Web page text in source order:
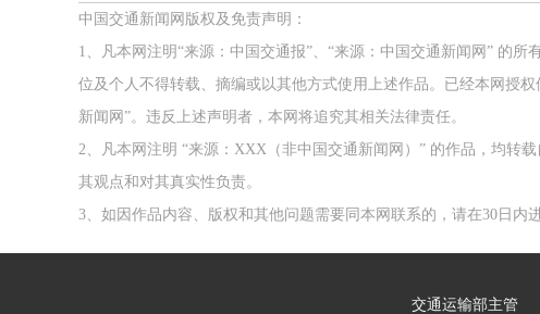
中国交通新闻网版权及免责声明：
1、凡本网注明“来源：中国交通报”、“来源：中国交通新闻网” 的
位及个人不得转载、摘编或以其他方式使用上述作品。已经本网授
新闻网”。违反上述声明者，本网将追究其相关法律责任。
2、凡本网注明 “来源：XXX（非中国交通新闻网）” 的作品，均转
其观点和对其真实性负责。
3、如因作品内容、版权和其他问题需要同本网联系的，请在30日内进
交通运输部主管